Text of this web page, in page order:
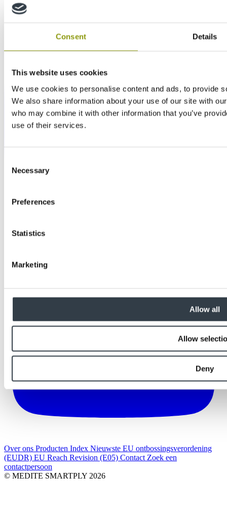
Consent Details
This website uses cookies
We use cookies to personalise content and ads, to provide
We also share information about your use of our site with
who may combine it with other information that you’ve
use of their services.
Selection
Necessary
Preferences
Statistics
Marketing
Allow all
Allow
Deny
Over ons Producten Index Nieuwste EU ontbossingsverordening
(EUDR) EU Reach Revision (E05) Contact Zoek een
contactpersoon
© MEDITE SMARTPLY 2026